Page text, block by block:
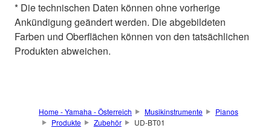
* Die technischen Daten können ohne vorherige
Ankündigung geändert werden. Die abgebildeten
Farben und Oberflächen können von den tatsächlichen
Produkten abweichen.
Home - Yamaha - Österreich Musikinstrumente
Pianos
Produkte
Zubehör UD-BT01